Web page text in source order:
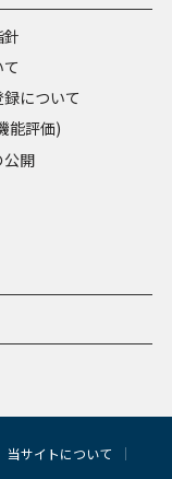
について
能評価)
公開
当サイトについて